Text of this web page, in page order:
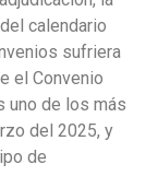
calendario
sufriera
el Convenio
uno de los más
del 2025, y
de